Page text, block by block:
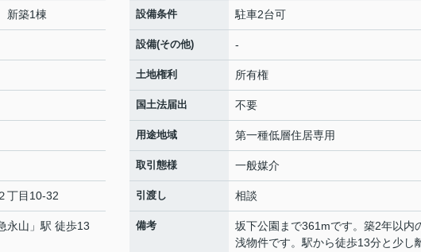
新築1棟
丁目10-32
永山 」駅 徒歩13
設備条件 駐車2台可
設備(その他) -
土地権利 所有権
国土法届出 不要
用途地域 第一種低層住居専用
取引態様 一般媒介
引渡し 相談
備考
坂下公園まで361mです。築2年以内
浅物件です。駅から徒歩13分と少し